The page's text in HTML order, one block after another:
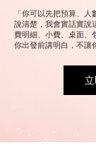
「你可以先把預算、
說清楚，我會實話實說
費明細、小費、桌面、
你出發前講明白，不讓